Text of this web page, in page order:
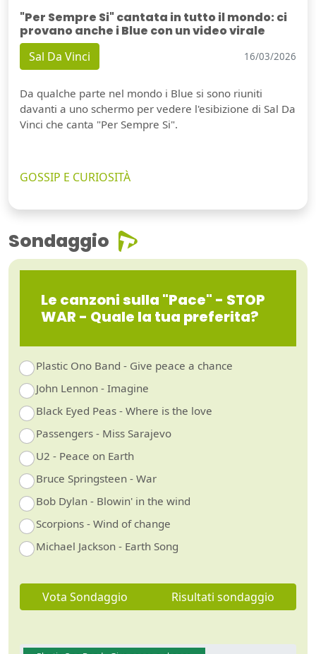
"Per Sempre Si" cantata in tutto il mondo: ci
provano anche i Blue con un video virale
Sal Da Vinci 16/03/2026
Da qualche parte nel mondo i Blue si sono riuniti
davanti a uno schermo per vedere l'esibizione di Sal Da
Vinci che canta "Per Sempre Si".
GOSSIP E CURIOSITÀ
Sondaggio
Le canzoni sulla "Pace" - STOP
WAR - Quale la tua preferita?
Plastic Ono Band - Give peace a chance
John Lennon - Imagine
Black Eyed Peas - Where is the love
Passengers - Miss Sarajevo
U2 - Peace on Earth
Bruce Springsteen - War
Bob Dylan - Blowin' in the wind
Scorpions - Wind of change
Michael Jackson - Earth Song
Vota Sondaggio Risultati sondaggio